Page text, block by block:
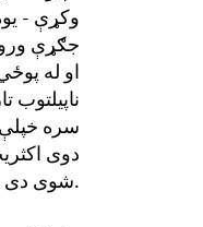
وکړې -
جګړې
او له
ناپیلتوب
سره
دوی
شوی دی.